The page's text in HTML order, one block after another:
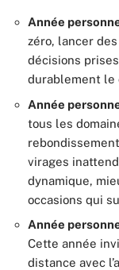
Année
zéro, lancer
décisions
durablement le
Année
tous les
virages
dynamique,
occasions qui
Année
Cette année
distance avec